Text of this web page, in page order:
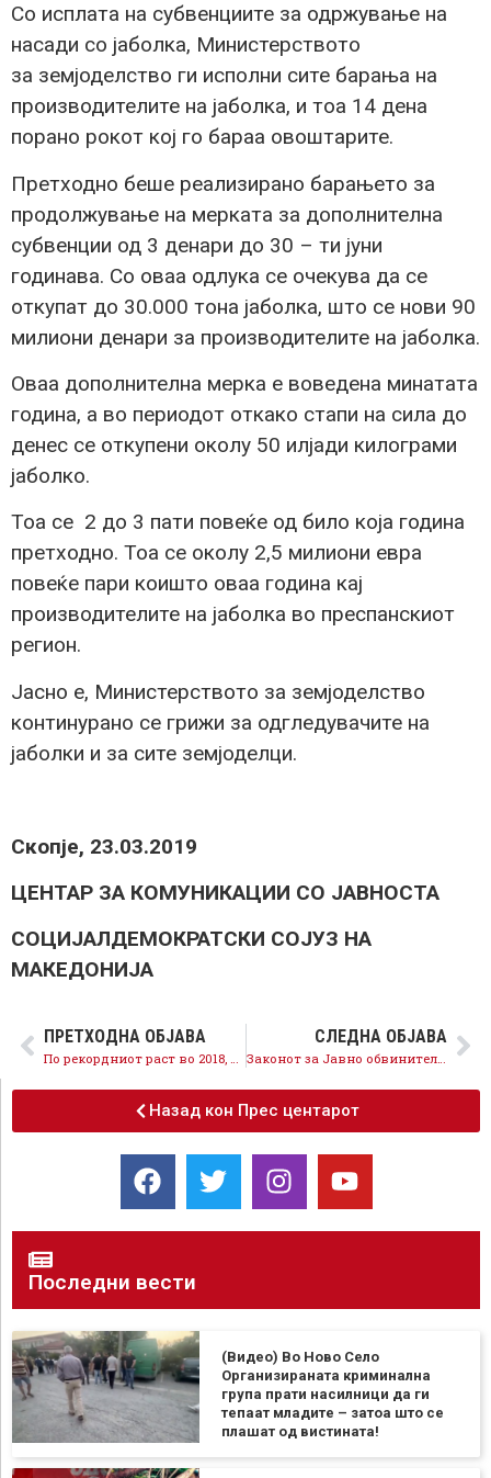
Со исплата на субвенциите за одржување на
насади со јаболка, Министерството
за земјоделство ги исполни сите барања на
производителите на јаболка, и тоа 14 дена
порано рокот кој го бараа овоштарите.
Претходно беше реализирано барањето за
продолжување на мерката за дополнителнa
субвенции од 3 денари до 30 – ти јуни
годинава. Со оваа одлука се очекува да се
откупат до 30.000 тона јаболка, што се нови 90
милиони денари за производителите на јаболка.
Оваа дополнителна мерка е воведена минатата
година, а во периодот откако стапи на сила до
денес се откупени околу 50 илјади килограми
јаболко.
Тоа се 2 до 3 пати повеќе од било која година
претходно. Тоа се околу 2,5 милиони евра
повеќе пари коишто оваа година кај
производителите на јаболка во преспанскиот
регион.
Јасно е, Министерството за земјоделство
континурано се грижи за одгледувачите на
јаболки и за сите земјоделци.
Скопје, 23.03.2019
ЦЕНТАР ЗА КОМУНИКАЦИИ СО ЈАВНОСТА
СОЦИЈАЛДЕМОКРАТСКИ СОЈУЗ НА
МАКЕДОНИЈА
ПРЕТХОДНА ОБЈАВА СЛЕДНА ОБЈАВА
Законот за Јавно обвинителство е за вистинска правна држава
Назад кон Прес центарот
Последни вести
(Видео) Во Ново Село
Организираната криминална
група прати насилници да ги
тепаат младите – затоа што се
плашат од вистината!